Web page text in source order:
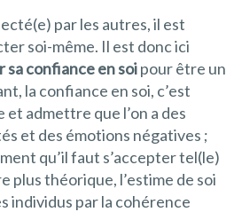
par les autres, il est
soi-même. Il est donc ici
confiance en soipour être un
la confiance en soi, c’est
admettre que l’on a des
et des émotions négatives ;
qu’il faut s’accepter tel(le)
plus théorique, l’estime de soi
individus par la cohérence